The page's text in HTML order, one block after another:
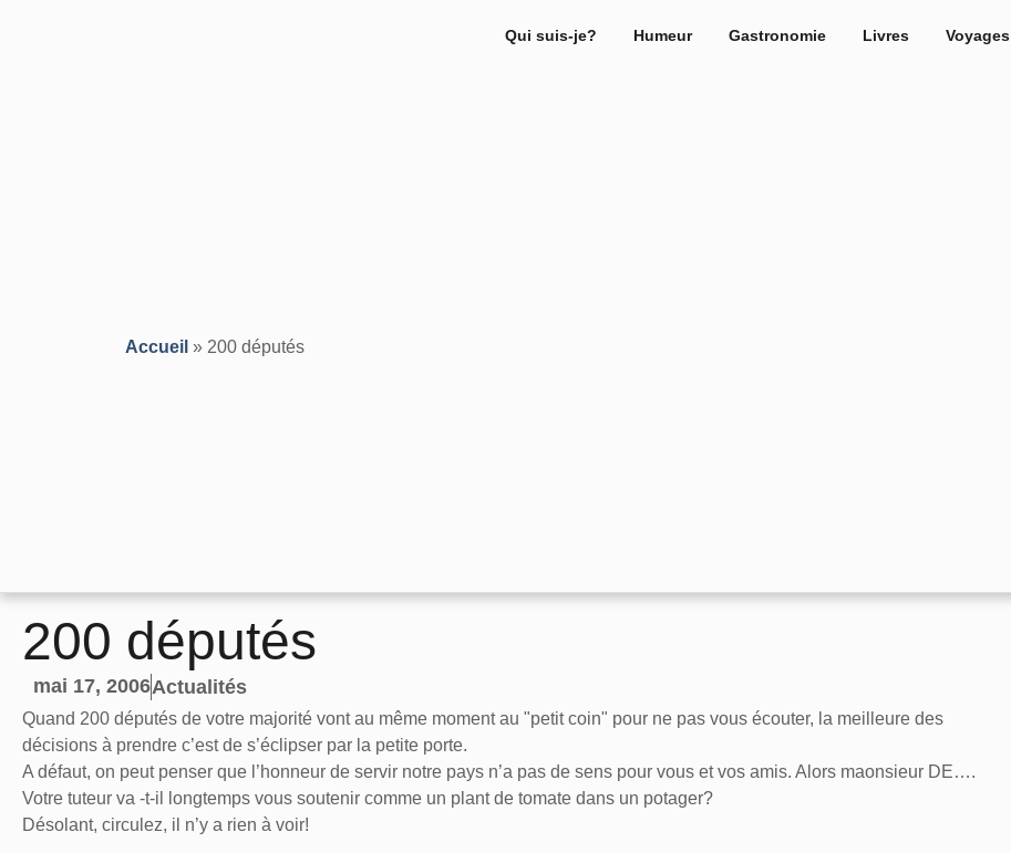
Qui suis-je? Humeur Gastronomie Livres Voyages
Accueil » 200 députés
200 députés
mai 17, 2006Actualités
Quand 200 députés de votre majorité vont au même moment au "petit coin" pour ne pas vous écouter, la meilleure des
décisions à prendre c’est de s’éclipser par la petite porte.
A défaut, on peut penser que l’honneur de servir notre pays n’a pas de sens pour vous et vos amis. Alors maonsieur DE….
Votre tuteur va -t-il longtemps vous soutenir comme un plant de tomate dans un potager?
Désolant, circulez, il n’y a rien à voir!